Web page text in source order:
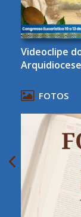
Videoclipe
FOTOS